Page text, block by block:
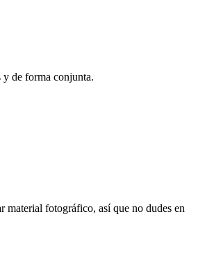
y de forma conjunta.
material fotográfico, así que no dudes en